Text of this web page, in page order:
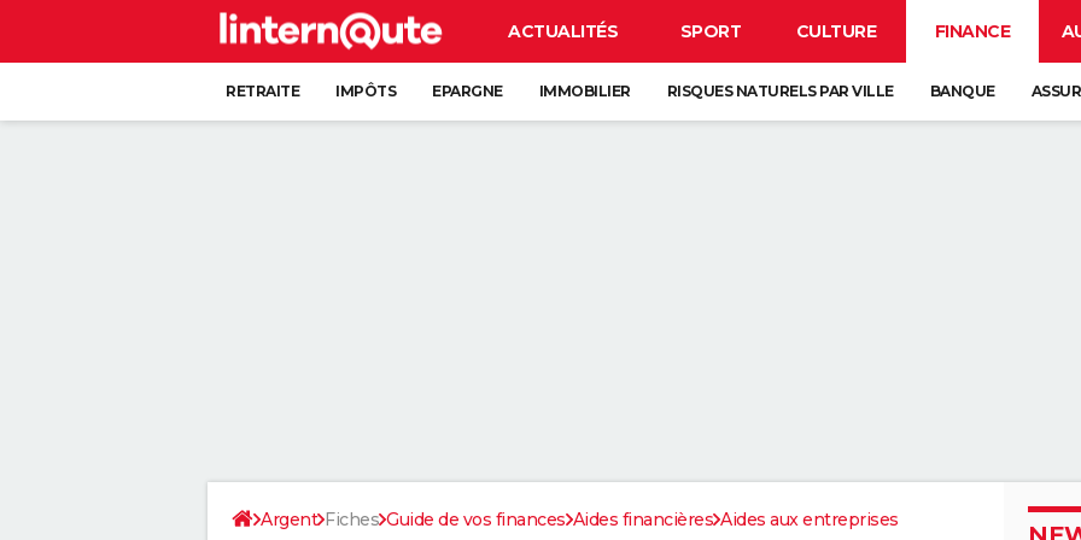
ACTUALITÉS SPORT CULTURE FINANCE
RETRAITE IMPÔTS EPARGNE IMMOBILIER RISQUES NATURELS PAR VILLE BANQUE
Argent Fiches Guide de vos finances Aides financières Aides aux entreprises